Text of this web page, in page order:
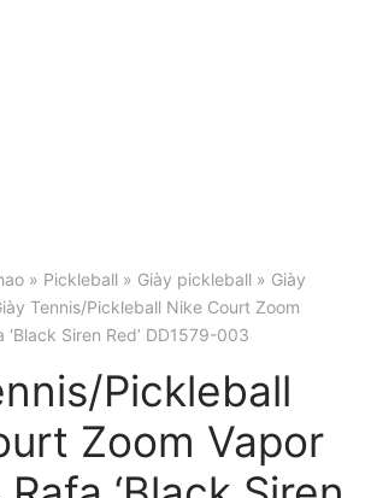
» Pickleball » Giày pickleball » Giày
Tennis/Pickleball Nike Court Zoom
Siren Red’ DD1579-003
Pickleball
Zoom Vapor